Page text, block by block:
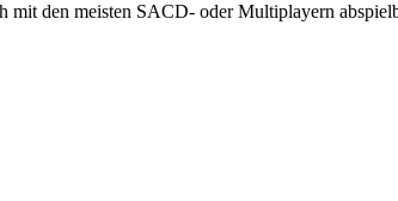
den meisten SACD- oder Multiplayern